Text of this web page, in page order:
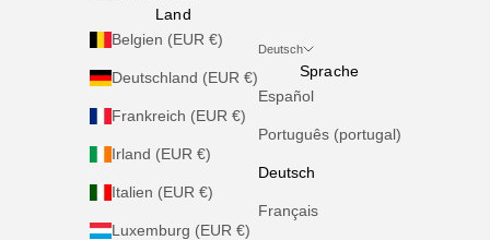
Land
Belgien (EUR €)
Deutschland (EUR €)
Frankreich (EUR €)
Irland (EUR €)
Italien (EUR €)
Luxemburg (EUR €)
Deutsch
Sprache
Español
Português (portugal)
Deutsch
Français